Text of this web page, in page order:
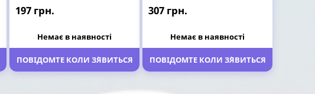
197 грн.
Немає в наявності
ПОВІДОМТЕ КОЛИ З`ЯВИТЬСЯ
307 грн.
Немає в наявності
ПОВІДОМТЕ КОЛИ З`ЯВИТЬСЯ